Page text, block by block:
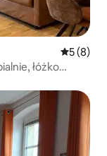
Średnia
5 (8)
łóżko